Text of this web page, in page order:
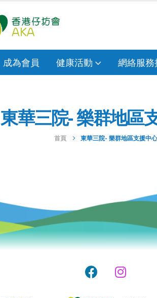
成為會員 健康活動 網絡服務
東華三院- 樂群地區
首頁 東華三院- 樂群地區支援中心